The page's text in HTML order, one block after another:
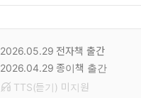
2026.05.29 전자책 출간
2026.04.29 종이책 출간
TTS(듣기) 미 지원